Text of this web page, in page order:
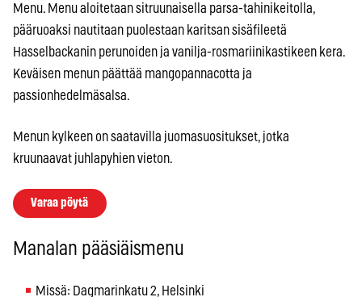
Menu. Menu aloitetaan sitruunaisella parsa-tahinikeitolla,
pääruoaksi nautitaan puolestaan karitsan sisäfileetä
Hasselbackanin perunoiden ja vanilja-rosmariinikastikeen kera.
Keväisen menun päättää mangopannacotta ja
passionhedelmäsalsa.
Menun kylkeen on saatavilla juomasuositukset, jotka
kruunaavat juhlapyhien vieton.
Varaa pöytä
Manalan pääsiäismenu
Missä: Dagmarinkatu 2, Helsinki